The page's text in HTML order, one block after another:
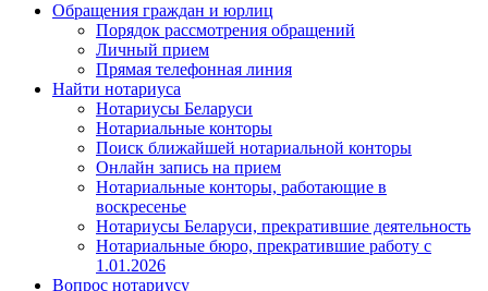
Обращения граждан и юрлиц
Порядок рассмотрения обращений
Личный прием
Прямая телефонная линия
Найти нотариуса
Нотариусы Беларуси
Нотариальные конторы
Поиск ближайшей нотариальной конторы
Онлайн запись на прием
Нотариальные конторы, работающие в
воскресенье
Нотариусы Беларуси, прекратившие деятельность
Нотариальные бюро, прекратившие работу с
1.01.2026
Вопрос нотариусу